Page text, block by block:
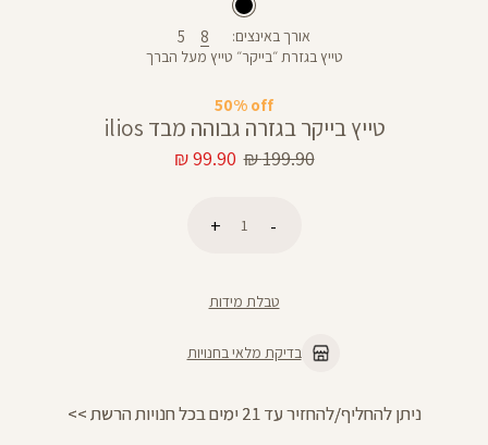
50% off
טייץ בייקר בגזרה גבוהה מבד ilios
מחיר
99.90 ₪
מחיר
199.90 ₪
אורך באינצים 8
5
טייץ בגזרת ״בייקר״ טייץ מעל הברך
טבלת מידות
בדיקת מלאי בחנויות
ניתן להחליף/להחזיר עד 21 ימים בכל חנויות הרשת >>